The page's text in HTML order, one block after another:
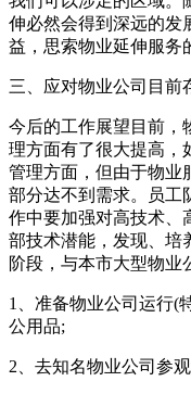
伸必然会得到深远的发
益，思索物业延伸服务
三、应对物业公司目前
今后的工作展望目前，
理方面有了很大提高，
管理方面，但由于物业
部分达不到需求。员工
作中要加强对高技术、
部技术潜能，发现、培
阶段，与本市大型物业
1、准备物业公司运行(
公用品;
2、去知名物业公司参